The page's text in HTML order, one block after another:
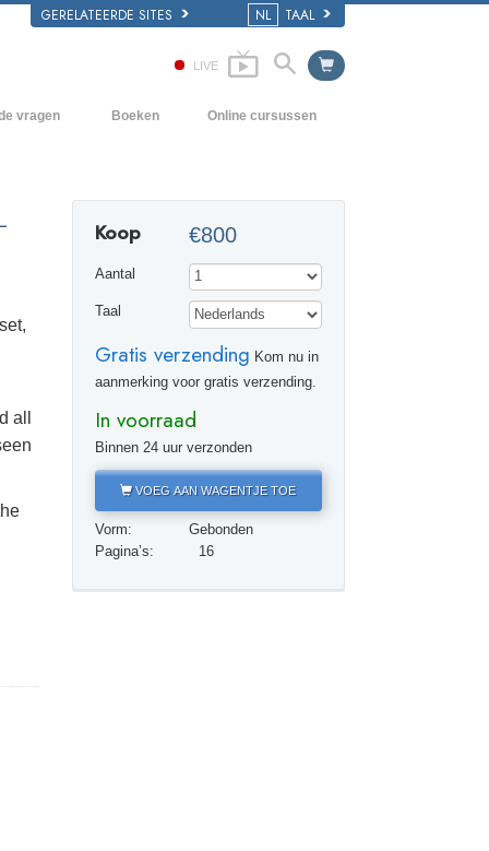
GERELATEERDE SITES NL TAAL
LIVE
vragen
van Scientology
Boeken
Luisterboeken
Introductielezingen
Films
Online cursussen
De Drijfveren van het Bestaan
De Componenten van Begrip
Oplossingen voor een Gevaarlijke
Integriteit en Eerlijkheid
Het Huwelijk
Oplossingen voor het Drugsprobleem
Kinderen
all
Koop €800
Aantal
Taal
Gratis verzending Kom nu in
aanmerking voor gratis verzending.
In voorraad
Binnen 24 uur verzonden
VOEG AAN WAGENTJE TOE
Vorm:
Gebonden
Pagina’s:
16